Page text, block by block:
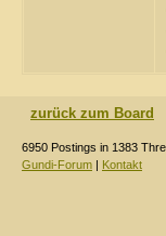
zurück zum Board
6950 Postings in 1383
Gundi-Forum | Kontakt